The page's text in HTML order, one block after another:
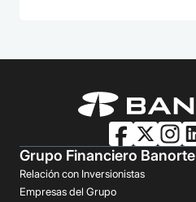
Grupo Financiero Banorte
Relación con Inversionistas
Empresas del Grupo